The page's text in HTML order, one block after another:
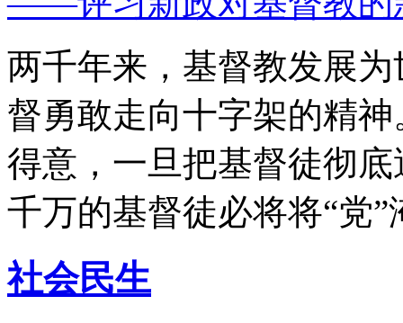
两千年来，基督教发展
督勇敢走向十字架的精
得意，一旦把基督徒彻
千万的基督徒必将将“党”
社会民生